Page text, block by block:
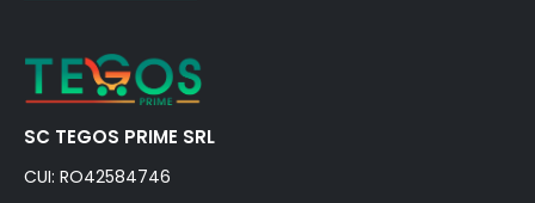
SC TEGOS PRIME SRL
CUI: RO42584746